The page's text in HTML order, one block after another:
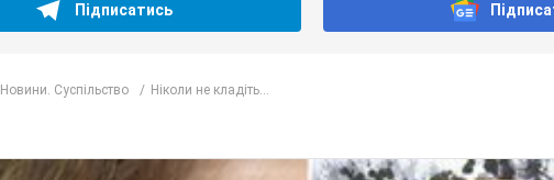
Підписатись
Новини. Суспільство Ніколи не кладіть...